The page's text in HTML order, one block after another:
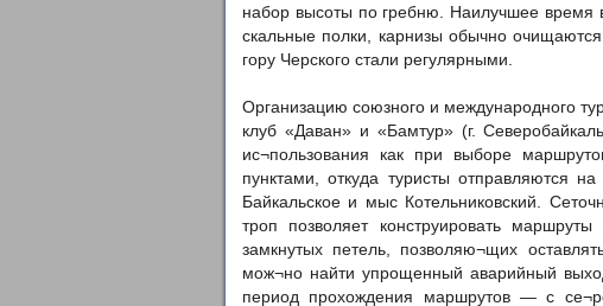
набор высоты по гребню. Наилучшее время
скальные полки, карнизы обычно
гору Черского стали регулярными.
Организацию союзного и международного
клуб «Даван» и «Бамтур» (г.
ис¬пользования как при выборе
пунктами, откуда туристы отправляются
Байкальское и мыс Котельниковский.
троп позволяет конструировать
замкнутых петель, позволяю¬щих
мож¬но найти упрощенный аварийный
период прохождения маршрутов — с